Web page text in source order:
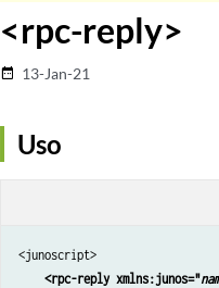
<rpc-reply>
date_range 13-Jan-21
Uso
<junoscript>
<rpc-reply xmlns:junos="